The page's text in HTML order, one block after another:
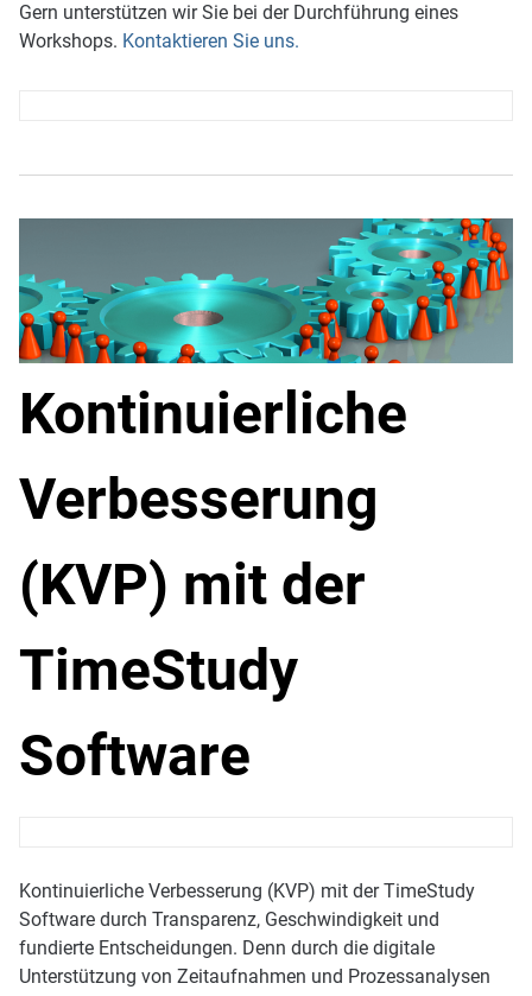
Gern unterstützen wir Sie bei der Durchführung eines
Workshops. Kontaktieren Sie uns.
Kontinuierliche
Verbesserung
(KVP) mit der
TimeStudy
Software
Kontinuierliche Verbesserung (KVP) mit der TimeStudy
Software durch Transparenz, Geschwindigkeit und
fundierte Entscheidungen. Denn durch die digitale
Unterstützung von Zeitaufnahmen und Prozessanalysen